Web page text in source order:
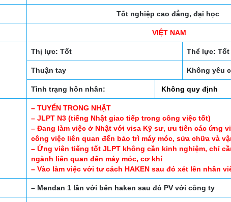
Tốt nghiệp cao đẳng, đại học
VIỆT NAM
Thị lực: Tốt Thể lực: Tốt
Thuận tay Không yêu
Tình trạng hôn nhân: Không quy định
– TUYỂN TRONG NHẬT
– JLPT N3 (tiếng Nhật giao tiếp trong công việc tốt)
– Đang làm việc ở Nhật với visa Kỹ sư, ưu tiên các ứng
công việc liên quan đến bảo trì máy móc, sửa chữa và
– Ứng viên tiếng tốt JLPT không cần kinh nghiệm, chỉ
ngành liên quan đến máy móc, cơ khí
– Vào làm việc với tư cách HAKEN sau đó xét lên nhân
– Mendan 1 lần với bên haken sau đó PV với công ty